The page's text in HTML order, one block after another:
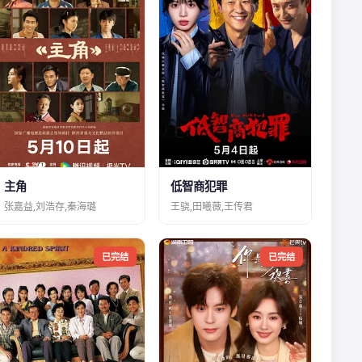
主角
张嘉益,刘浩存,秦海璐
低智商犯罪
王骁,田曦薇,王传君
已完结 已完结